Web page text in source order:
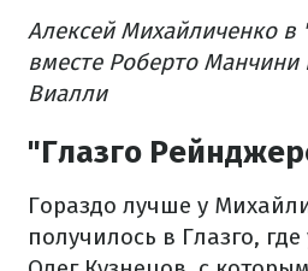
Алексей Михайличенко
вместе Роберто
Виалли
"Глазго
Гораздо лучше у
получилось в Глазго,